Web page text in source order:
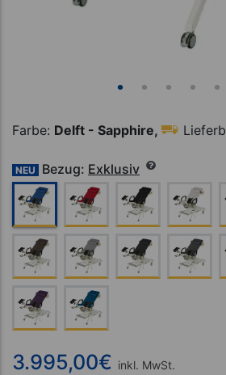
Farbe: Delft - Sapphire,
NEU Bezug: Exklusiv
3.995,00€ inkl. MwSt.